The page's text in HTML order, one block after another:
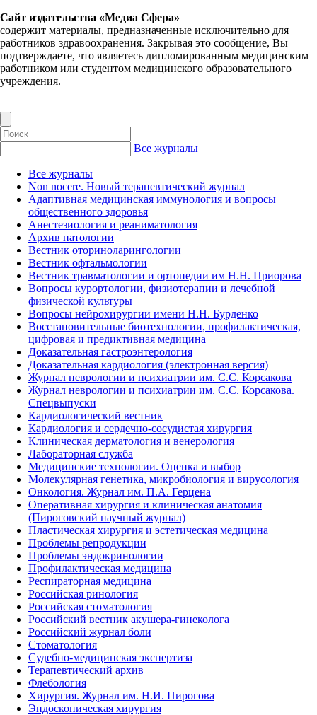
Сайт издательства «Медиа Сфера»
содержит материалы, предназначенные исключительно для
работников здравоохранения. Закрывая это сообщение, Вы
подтверждаете, что являетесь дипломированным медицинским
работником или студентом медицинского образовательного
учреждения.
Все журналы
Все журналы
Non nocere. Новый терапевтический журнал
Адаптивная медицинская иммунология и вопросы
общественного здоровья
Анестезиология и реаниматология
Архив патологии
Вестник оториноларингологии
Вестник офтальмологии
Вестник травматологии и ортопедии им Н.Н. Приорова
Вопросы курортологии, физиотерапии и лечебной
физической культуры
Вопросы нейрохирургии имени Н.Н. Бурденко
Восстановительные биотехнологии, профилактическая,
цифровая и предиктивная медицина
Доказательная гастроэнтерология
Доказательная кардиология (электронная версия)
Журнал неврологии и психиатрии им. С.С. Корсакова
Журнал неврологии и психиатрии им. С.С. Корсакова.
Спецвыпуски
Кардиологический вестник
Кардиология и сердечно-сосудистая хирургия
Клиническая дерматология и венерология
Лабораторная служба
Медицинские технологии. Оценка и выбор
Молекулярная генетика, микробиология и вирусология
Онкология. Журнал им. П.А. Герцена
Оперативная хирургия и клиническая анатомия
(Пироговский научный журнал)
Пластическая хирургия и эстетическая медицина
Проблемы репродукции
Проблемы эндокринологии
Профилактическая медицина
Респираторная медицина
Российская ринология
Российская стоматология
Российский вестник акушера-гинеколога
Российский журнал боли
Стоматология
Судебно-медицинская экспертиза
Терапевтический архив
Флебология
Хирургия. Журнал им. Н.И. Пирогова
Эндоскопическая хирургия